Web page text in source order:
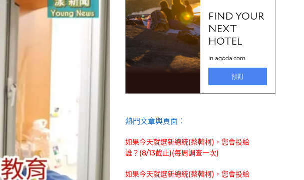
熱門文章與頁面︰
如果今天就選新總統(蔡韓柯)，您會投給
誰？(8/13截止)(每周調查一次)
如果今天就選新總統(蔡韓柯)，您會投給